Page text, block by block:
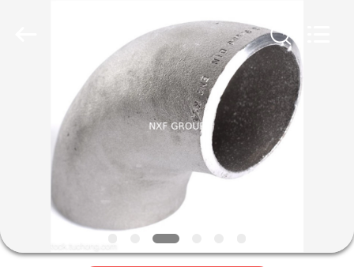
CASA.
PRODUCTOS
SOBRE
NOSOTROS